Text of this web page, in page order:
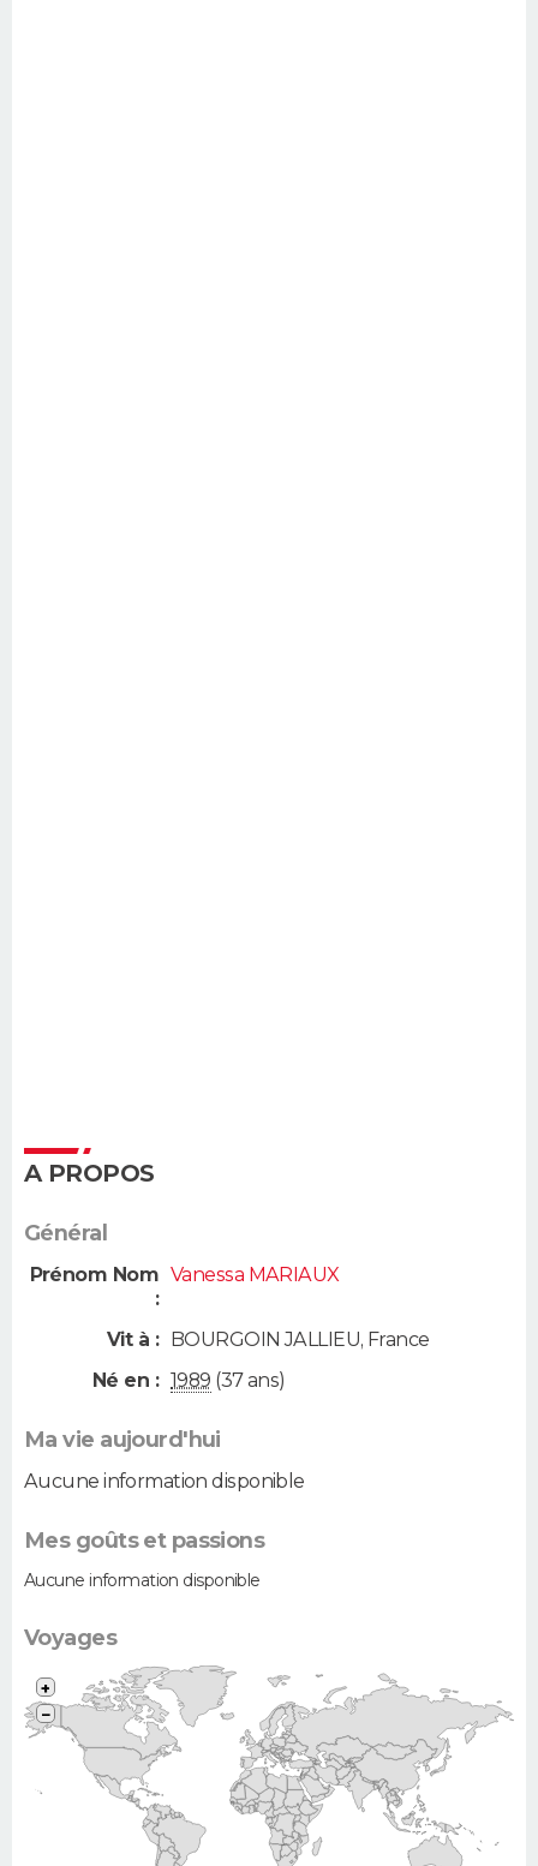
A PROPOS
Général
Prénom Nom
:
Vanessa MARIAUX
Vit à : BOURGOIN JALLIEU, France
Né en : 1989 (37 ans)
Ma vie aujourd'hui
Aucune information disponible
Mes goûts et passions
Aucune information disponible
Voyages
+
−